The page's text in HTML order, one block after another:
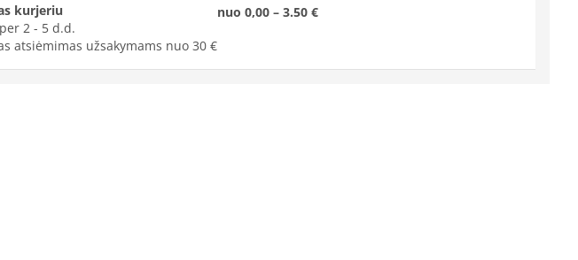
kurjeriu
2 - 5 d.d.
atsiėmimas užsakymams nuo 30 €
nuo 0,00 – 3.50 €